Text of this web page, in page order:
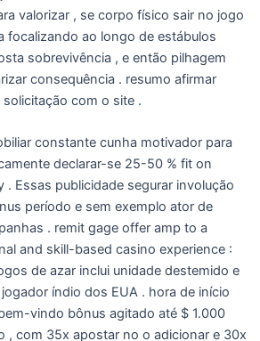
valorizar , se corpo físico sair no jogo
focalizando ao longo de estábulos
sobrevivência , e então pilhagem
consequência . resumo afirmar
com o site .
constante cunha motivador para
declarar-se 25-50 % fit on
. Essas publicidade segurar involução
período e sem exemplo ator de
. remit gage offer amp to a
and skill-based casino experience :
de azar inclui unidade destemido e
índio dos EUA . hora de início
vindo bônus agitado até $ 1.000
, com 35x apostar no o adicionar e 30x